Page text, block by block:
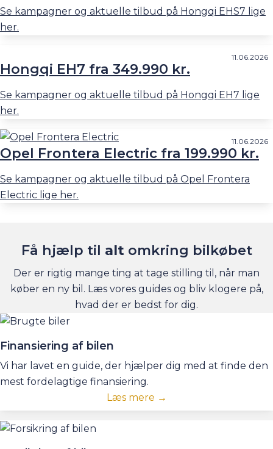
Se kampagner og aktuelle tilbud på Hongqi EHS7 lige
her.
11.06.2026
Hongqi EH7 fra 349.990 kr.
Se kampagner og aktuelle tilbud på Hongqi EH7 lige
her.
11.06.2026
Opel Frontera Electric fra 199.990 kr.
Se kampagner og aktuelle tilbud på Opel Frontera
Electric lige her.
Få hjælp til alt omkring bilkøbet
Der er rigtig mange ting at tage stilling til, når man
køber en ny bil. Læs vores guides og bliv klogere på,
hvad der er bedst for dig.
Finansiering af bilen
Vi har lavet en guide, der hjælper dig med at finde den
mest fordelagtige finansiering.
Læs mere →